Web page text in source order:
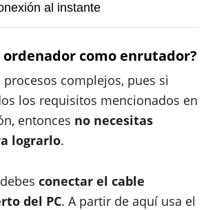
al instante
ordenador como enrutador?
complejos, pues si
los requisitos mencionados en
entonces no necesitas
lograrlo.
conectar el cable
del PC. A partir de aquí usa el